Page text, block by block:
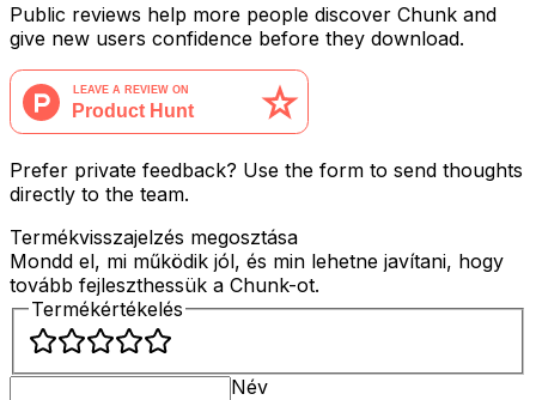
Public reviews help more people discover Chunk and
give new users confidence before they download.
Prefer private feedback? Use the form to send thoughts
directly to the team.
Termékvisszajelzés megosztása
Mondd el, mi működik jól, és min lehetne javítani, hogy
tovább fejleszthessük a Chunk-ot.
Termékértékelés
Név